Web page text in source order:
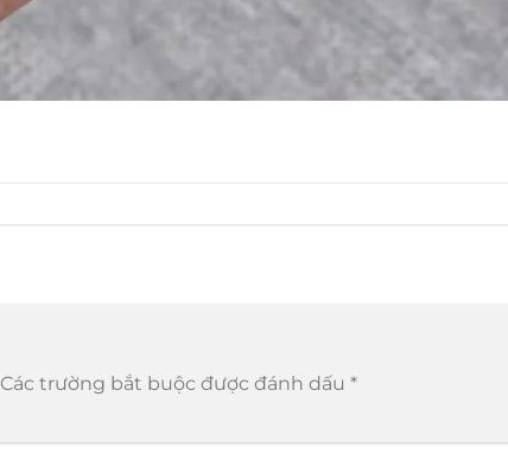
Các trường bắt buộc được đánh dấu *